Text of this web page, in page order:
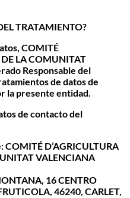
TRATAMIENTO?
COMITÉ
DE LA COMUNITAT
Responsable del
de datos de
la presente entidad.
de contacto del
D’AGRICULTURA
VALENCIANA
16 CENTRO
46240, CARLET,